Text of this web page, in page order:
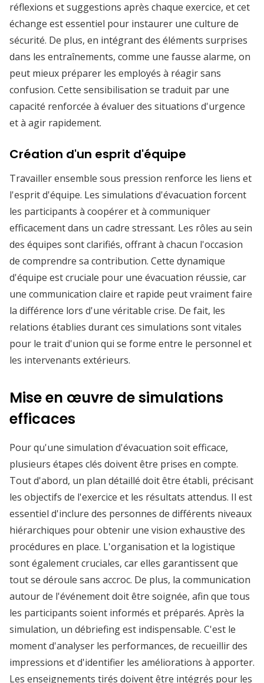
réflexions et suggestions après chaque exercice, et cet
échange est essentiel pour instaurer une culture de
sécurité. De plus, en intégrant des éléments surprises
dans les entraînements, comme une fausse alarme, on
peut mieux préparer les employés à réagir sans
confusion. Cette sensibilisation se traduit par une
capacité renforcée à évaluer des situations d'urgence
et à agir rapidement.
Création d'un esprit d'équipe
Travailler ensemble sous pression renforce les liens et
l'esprit d'équipe. Les simulations d'évacuation forcent
les participants à coopérer et à communiquer
efficacement dans un cadre stressant. Les rôles au sein
des équipes sont clarifiés, offrant à chacun l'occasion
de comprendre sa contribution. Cette dynamique
d'équipe est cruciale pour une évacuation réussie, car
une communication claire et rapide peut vraiment faire
la différence lors d'une véritable crise. De fait, les
relations établies durant ces simulations sont vitales
pour le trait d'union qui se forme entre le personnel et
les intervenants extérieurs.
Mise en œuvre de simulations
efficaces
Pour qu'une simulation d'évacuation soit efficace,
plusieurs étapes clés doivent être prises en compte.
Tout d'abord, un plan détaillé doit être établi, précisant
les objectifs de l'exercice et les résultats attendus. Il est
essentiel d'inclure des personnes de différents niveaux
hiérarchiques pour obtenir une vision exhaustive des
procédures en place. L'organisation et la logistique
sont également cruciales, car elles garantissent que
tout se déroule sans accroc. De plus, la communication
autour de l'événement doit être soignée, afin que tous
les participants soient informés et préparés. Après la
simulation, un débriefing est indispensable. C'est le
moment d'analyser les performances, de recueillir des
impressions et d'identifier les améliorations à apporter.
Les enseignements tirés doivent être intégrés pour les